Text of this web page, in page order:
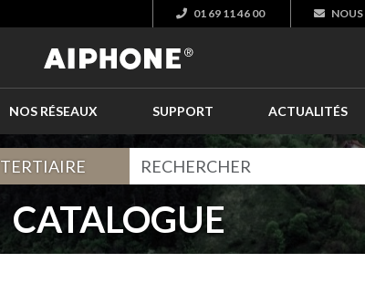
01 69 11 46 00 NOUS
NOS RÉSEAUX SUPPORT ACTUALITÉS
TERTIAIRE
CATALOGUE